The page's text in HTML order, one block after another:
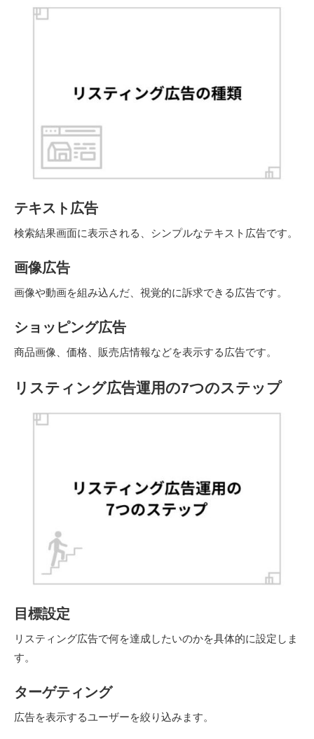
テキスト広告
検索結果画面に表示される、シンプルなテキスト広告です。
画像広告
画像や動画を組み込んだ、視覚的に訴求できる広告です。
ショッピング広告
商品画像、価格、販売店情報などを表示する広告です。
リスティング広告運用の7つのステップ
目標設定
リスティング広告で何を達成したいのかを具体的に設定しま
す。
ターゲティング
広告を表示するユーザーを絞り込みます。